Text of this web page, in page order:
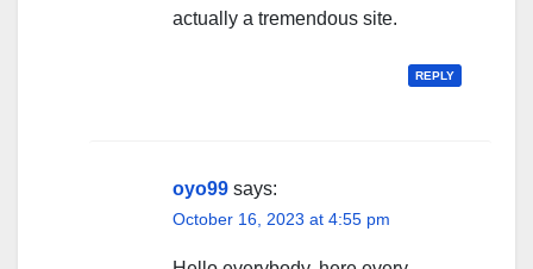
actually a tremendous site.
REPLY
oyo99 says:
October 16, 2023 at 4:55 pm